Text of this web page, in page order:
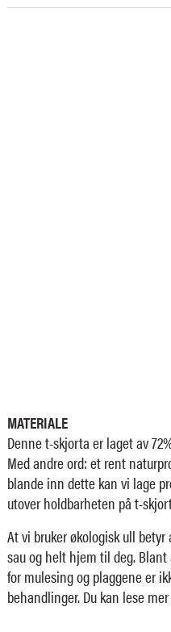
MATERIALE
Denne t-skjorta er laget av
Med andre ord: et rent
blande inn dette kan vi lage
utover holdbarheten på t-
At vi bruker økologisk ull
sau og helt hjem til deg.
for mulesing og plaggene er
behandlinger. Du kan lese